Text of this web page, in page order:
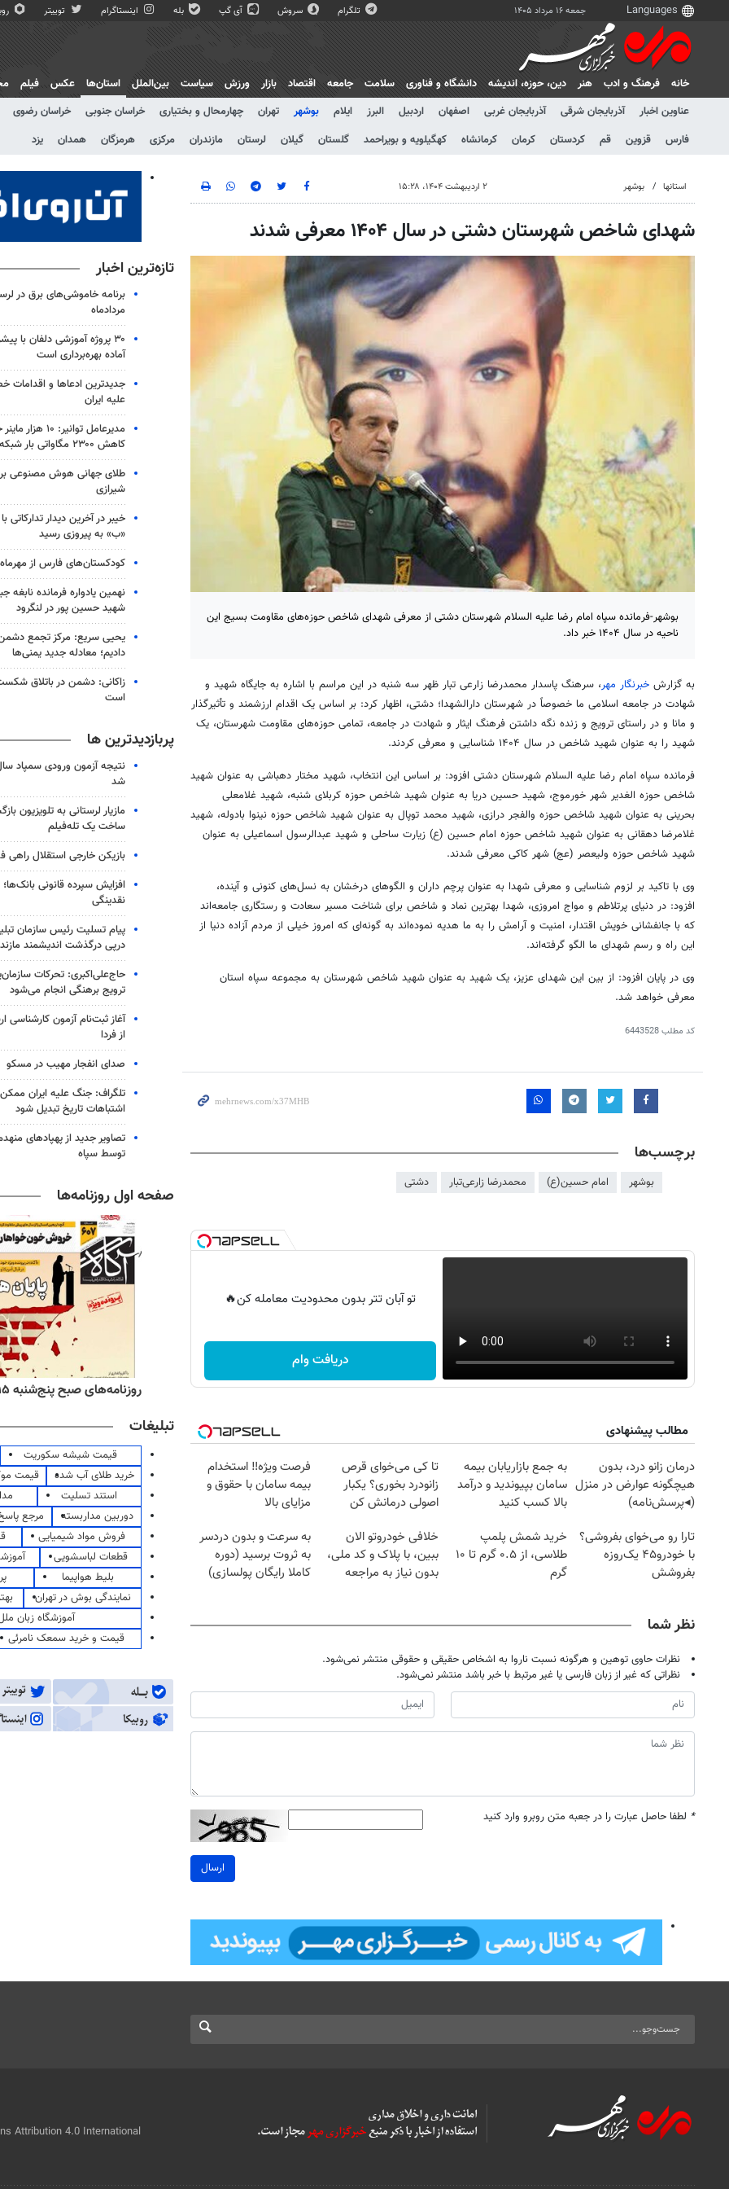
جمعه ۱۶ مرداد ۱۴۰۵ تلگرام سروش آی گپ بله اینستاگرام توییتر
خانه فرهنگ و ادب هنر دين، حوزه، انديشه دانشگاه و فناوری سلامت جامعه اقتصاد بازار ورزش سیاست بین‌الملل
استان‌ها
عناوین اخبار
آذربایجان شرقی آذربایجان غربی اصفهان اردبیل البرز ایلام بوشهر تهران چهارمحال و بختیاری خراسان جنوبی خراسان رضوی
فارس
قزوین قم کردستان کرمان کرمانشاه کهگیلویه و بویراحمد گلستان گیلان لرستان مازندران مرکزی هرمزگان همدان یزد
عکس فیلم
استانها بوشهر ۲ اردیبهشت ۱۴۰۴، ۱۵:۲۸
شهدای شاخص شهرستان دشتی در سال ۱۴۰۴ معرفی شدند
بوشهر-فرمانده سپاه امام رضا علیه السلام شهرستان دشتی از معرفی شهدای شاخص حوزه‌های مقاومت بسیج این
ناحیه در سال ۱۴۰۴ خبر داد.
به گزارش خبرنگار مهر، سرهنگ پاسدار محمدرضا زارعی تبار ظهر سه شنبه در این مراسم با اشاره به جایگاه شهید و
شهادت در جامعه اسلامی ما خصوصاً در شهرستان دارالشهدا؛ دشتی، اظهار کرد: بر اساس یک اقدام ارزشمند و تأثیرگذار
و مانا و در راستای ترویج و زنده نگه داشتن فرهنگ ایثار و شهادت در جامعه، تمامی حوزه‌های مقاومت شهرستان، یک
شهید را به عنوان شهید شاخص در سال ۱۴۰۴ شناسایی و معرفی کردند.
فرمانده سپاه امام رضا علیه السلام شهرستان دشتی افزود: بر اساس این انتخاب، شهید مختار دهباشی به عنوان شهید
شاخص حوزه الغدیر شهر خورموج، شهید حسین دریا به عنوان شهید شاخص حوزه کربلای شنبه، شهید غلامعلی
بحرینی به عنوان شهید شاخص حوزه والفجر درازی، شهید محمد توپال به عنوان شهید شاخص حوزه نینوا بادوله، شهید
غلامرضا دهقانی به عنوان شهید شاخص حوزه امام حسین (ع) زیارت ساحلی و شهید عبدالرسول اسماعیلی به عنوان
شهید شاخص حوزه ولیعصر (عج) شهر کاکی معرفی شدند.
وی با تاکید بر لزوم شناسایی و معرفی شهدا به عنوان پرچم داران و الگوهای درخشان به نسل‌های کنونی و آینده،
افزود: در دنیای پرتلاطم و مواج امروزی، شهدا بهترین نماد و شاخص برای شناخت مسیر سعادت و رستگاری جامعه‌اند
که با جانفشانی خویش اقتدار، امنیت و آرامش را به ما هدیه نموده‌اند به گونه‌ای که امروز خیلی از مردم آزاده دنیا از
این راه و رسم شهدای ما الگو گرفته‌اند.
وی در پایان افزود: از بین این شهدای عزیز، یک شهید به عنوان شهید شاخص شهرستان به مجموعه سپاه استان
معرفی خواهد شد.
کد مطلب6443528
برچسب‌ها
بوشهر امام حسین(ع) محمدرضا زارعی‌تبار دشتی
تو آبان تتر بدون محدودیت معامله کن🔥
دریافت وام
مطالب پیشنهادی
درمان زانو درد، بدون
هیچگونه عوارض در منزل
(◂پرسش‌نامه)
به جمع بازاریابان بیمه
سامان بپیوندید و درآمد
بالا کسب کنید
تا کی می‌خوای قرص
زانودرد بخوری؟ یکبار
اصولی درمانش کن
فرصت ویژه‼️ استخدام
بیمه سامان با حقوق و
مزایای بالا
تارا رو می‌خوای بفروشی؟
با خودرو۴۵ یک‌روزه
بفروشش
خرید شمش پلمپ
طلاسی، از ۰.۵ گرم تا ۱۰
گرم
خلافی خودروتو الان
ببین، با پلاک و کد ملی،
بدون نیاز به مراجعه
به سرعت و بدون دردسر
به ثروت برسید (دوره
کاملا رایگان پولسازی)
نظر شما
نظرات حاوی توهین و هرگونه نسبت ناروا به اشخاص حقیقی و حقوقی منتشر نمی‌شود.
نظراتی که غیر از زبان فارسی یا غیر مرتبط با خبر باشد منتشر نمی‌شود.
* لطفا حاصل عبارت را در جعبه متن روبرو وارد کنید
ارسال
تازه‌ترین اخبار
مردادماه
آماده بهره‌برداری است
جدیدترین ادعاها و اقدامات
علیه ایران
مدیرعامل توانیر:
کاهش ۲۳۰۰ مگاواتی بار شبکه
طلای جهانی هوش مصنوعی بر
شیرازی
«ب» به پیروزی رسید
کودکستان‌های فارس از
نهمین یادواره فرمانده نابغه
شهید حسین پور در لنگرود
یحیی سریع: مرکز تجمع
دادیم؛ معادله جدید یمنی‌ها
زاکانی: دشمن در باتلاق
است
پربازدیدترین ها
شد
مازیار لرستانی به تلویزیون
ساخت یک تله‌فیلم
بازیکن خارجی استقلال راهی
افزایش سپرده قانونی بانک‌ها؛
نقدینگی
پیام تسلیت رئیس سازمان
درپی درگذشت اندیشمند
حاج‌علی‌اکبری: تحرکات
ترویج برهنگی انجام می‌شود
آغاز ثبت‌نام‌ آزمون
از فردا
صدای انفجار مهیب در مسکو
تلگراف: جنگ علیه ایران
اشتباهات تاریخ تبدیل شود
تصاویر جدید از پهپادهای
توسط سپاه
صفحه اول روزنامه‌ها
روزنامه‌های ورزشی پنج‌شنبه ۱۵ مرداد ۱۴۰۵ روزنامه‌های اقتصادی پنج‌شنبه ۱۵ مرداد ۱۴۰۵ روزنامه‌های صبح پنج‌شنبه ۱۵ مرداد ۱۴۰۵
تبلیغات
قیمت شیشه سکوریت
خرید طلای آب شده
قیمت
استند تسلیت
دوربین مداربسته
مرجع
فروش مواد شیمیایی
قطعات لباسشویی
بلیط هواپیما
نمایندگی بوش در تهران
آموزشگاه زبان
قیمت و خرید سمعک نامرئی
Attribution 4.0 International